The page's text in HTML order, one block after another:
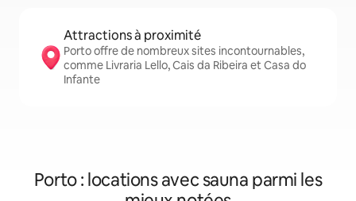
Attractions à proximité
Porto offre de nombreux sites incontournables,
comme Livraria Lello, Cais da Ribeira et Casa do
Infante
Porto : locations avec sauna parmi les